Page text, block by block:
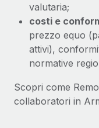
valutaria;
costi e
prezzo equo
attivi),
normative
Scopri come
collaboratori in